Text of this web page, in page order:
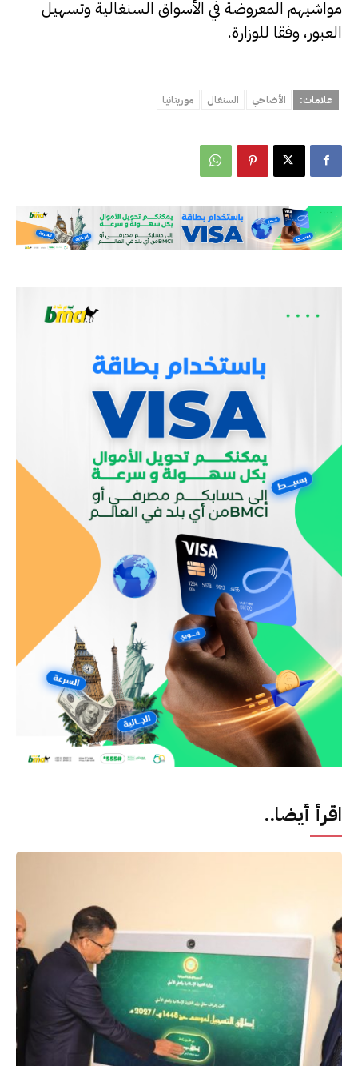
اقرأ أيضا..
مواشيهم المعروضة في الأسواق السنغالية وتسهيل
العبور، وفقا للوزارة.
علامات: الأضاحي السنغال موريتانيا